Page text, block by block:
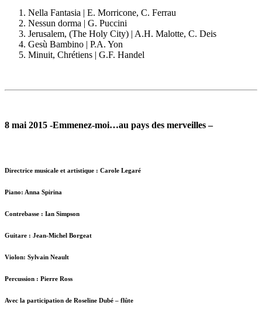
Nella Fantasia | E. Morricone, C. Ferrau
Nessun dorma | G. Puccini
Jerusalem, (The Holy City) | A.H. Malotte, C. Deis
Gesù Bambino | P.A. Yon
Minuit, Chrétiens | G.F. Handel
8 mai 2015 -Emmenez-moi…au pays des merveilles –
Directrice musicale et artistique : Carole Legaré
Piano: Anna Spirina
Contrebasse : Ian Simpson
Guitare : Jean-Michel Borgeat
Violon: Sylvain Neault
Percussion : Pierre Ross
Avec la participation de Roseline Dubé – flûte